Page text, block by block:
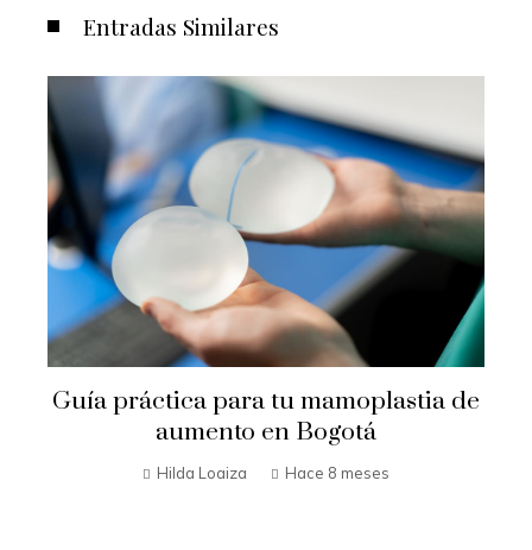
Entradas Similares
para tu mamoplastia de
aumento en Bogotá
Hace 8 meses
Por qué la